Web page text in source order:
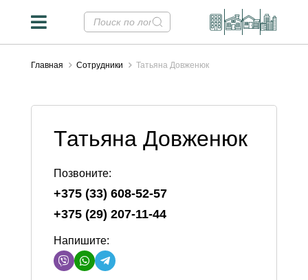
Главная Сотрудники Татьяна Довженюк
Татьяна Довженюк
Позвоните:
+375 (33) 608-52-57
+375 (29) 207-11-44
Напишите: